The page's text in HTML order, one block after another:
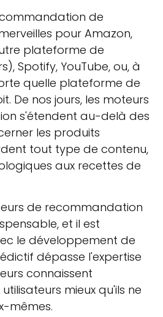
de
pour Amazon,
plateforme de
Spotify, YouTube, ou, à
quelle plateforme de
De nos jours, les moteurs
s'étendent au-delà des
les produits
tout type de contenu,
aux recettes de
de recommandation
et il est
le développement de
dépasse l'expertise
connaissent
mieux qu'ils ne
mêmes.